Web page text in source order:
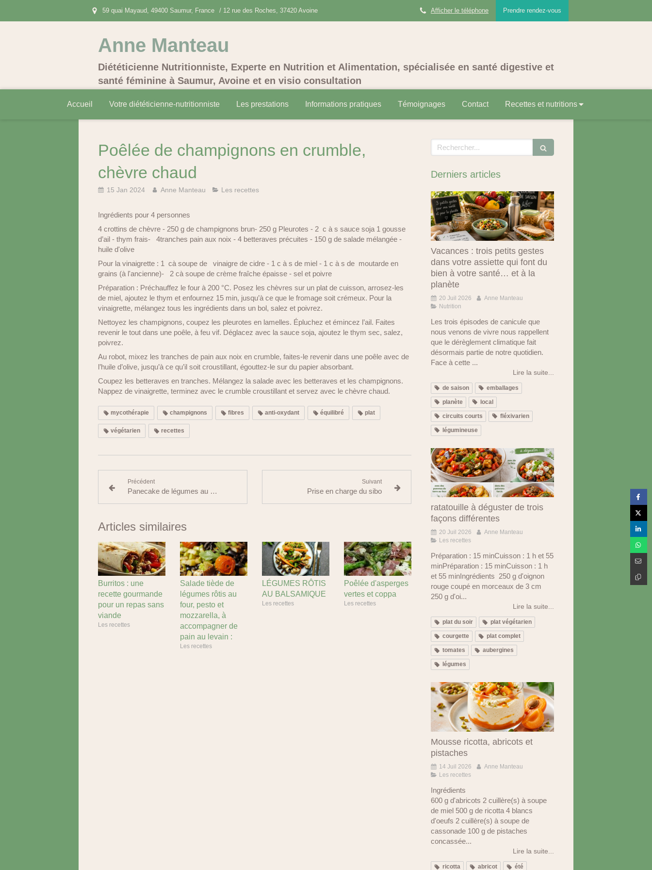
59 quai Mayaud, 49400 Saumur, France / 12 rue des Roches, 37420 Avoine Prendre rendez-vous
Afficher le téléphone
Anne Manteau
Diététicienne Nutritionniste, Experte en Nutrition et Alimentation, spécialisée en santé digestive et
santé féminine à Saumur, Avoine et en visio consultation
Accueil Votre diététicienne-nutritionniste Les prestations Informations pratiques Témoignages Contact Recettes et nutritions
Poêlée de champignons en crumble,
chèvre chaud
15 Jan 2024 Anne Manteau Les recettes
Ingrédients pour 4 personnes
4 crottins de chèvre - 250 g de champignons brun- 250 g Pleurotes - 2 c à s sauce soja 1 gousse
d’ail - thym frais- 4tranches pain aux noix - 4 betteraves précuites - 150 g de salade mélangée -
huile d'olive
Pour la vinaigrette : 1 cà soupe de vinaigre de cidre - 1 c à s de miel - 1 c à s de moutarde en
grains (à l'ancienne)- 2 cà soupe de crème fraîche épaisse - sel et poivre
Préparation : Préchauffez le four à 200 °C. Posez les chèvres sur un plat de cuisson, arrosez-les
de miel, ajoutez le thym et enfournez 15 min, jusqu’à ce que le fromage soit crémeux. Pour la
vinaigrette, mélangez tous les ingrédients dans un bol, salez et poivrez.
Nettoyez les champignons, coupez les pleurotes en lamelles. Épluchez et émincez l’ail. Faites
revenir le tout dans une poêle, à feu vif. Déglacez avec la sauce soja, ajoutez le thym sec, salez,
poivrez.
Au robot, mixez les tranches de pain aux noix en crumble, faites-le revenir dans une poêle avec de
l’huile d’olive, jusqu’à ce qu’il soit croustillant, égouttez-le sur du papier absorbant.
Coupez les betteraves en tranches. Mélangez la salade avec les betteraves et les champignons.
Nappez de vinaigrette, terminez avec le crumble croustillant et servez avec le chèvre chaud.
mycothérapie champignons fibres anti-oxydant équilibré plat
végétarien recettes
Précédent
Panecake de légumes au curcuma
Suivant
Prise en charge du sibo
Articles similaires
Burritos : une
recette gourmande
pour un repas sans
viande
Les recettes
Salade tiède de
légumes rôtis au
four, pesto et
mozzarella, à
accompagner de
pain au levain :
Les recettes
LÉGUMES RÔTIS
AU BALSAMIQUE
Les recettes
Poêlée d'asperges
vertes et coppa
Les recettes
Rechercher
Derniers articles
Vacances : trois petits gestes
dans votre assiette qui font du
bien à votre santé… et à la
planète
20 Juil 2026
Anne Manteau
Nutrition
Les trois épisodes de canicule que
nous venons de vivre nous rappellent
que le dérèglement climatique fait
désormais partie de notre quotidien.
Face à cette ...
Lire la suite...
de saison emballages
planète local
circuits courts fléxivarien
légumineuse
ratatouille à déguster de trois
façons différentes
20 Juil 2026
Anne Manteau
Les recettes
Préparation : 15 minCuisson : 1 h et 55
minPréparation : 15 minCuisson : 1 h
et 55 minIngrédients 250 g d'oignon
rouge coupé en morceaux de 3 cm
250 g d'oi...
Lire la suite...
plat du soir plat végétarien
courgette plat complet
tomates aubergines
légumes
Mousse ricotta, abricots et
pistaches
14 Juil 2026
Anne Manteau
Les recettes
Ingrédients
600 g d'abricots 2 cuillère(s) à soupe
de miel 500 g de ricotta 4 blancs
d'oeufs 2 cuillère(s) à soupe de
cassonade 100 g de pistaches
concassée...
Lire la suite...
ricotta abricot été